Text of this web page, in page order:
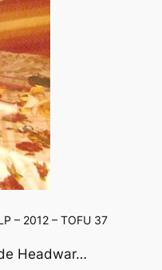
– 2012 – TOFU 37
Headwar…